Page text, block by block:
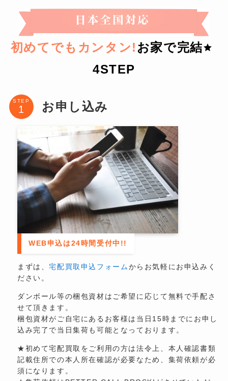
初めてでもカンタン! お家で完結
4STEP
STEP お申し込み
WEB申込は24時間受付中!!
まずは、宅配買取申込フォームからお気軽にお申込みく
ださい。
ダンボール等の梱包資材はご希望に応じて無料で手配さ
せて頂きます。
梱包資材がご自宅にあるお客様は当日15時までにお申し
込み完了で当日集荷も可能となっております。
★初めて宅配買取をご利用の方は法令上、本人確認書類
記載住所での本人所在確認が必要なため、集荷依頼が必
須になります。